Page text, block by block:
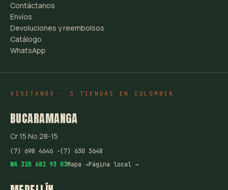
Contáctanos
Envíos
Devoluciones y reembolsos
Catálogo
WhatsApp
VISÍTANOS · 3 TIENDAS EN COLOMBIA
BUCARAMANGA
Cr 15 No 28-15
(7) 698 4646 ·(7) 630 3648
WA 315 681 93 03Mapa →Página local →